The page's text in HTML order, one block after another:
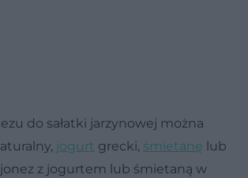
do sałatki jarzynowej można
jogurt grecki, śmietanę lub
z jogurtem lub śmietaną w